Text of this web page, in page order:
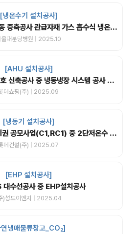
[냉온수기 설치공사]
서울대분당병원 교수동 증축공사 관급자재 가스 흡수식 냉온수기
울대분당병원 | 2025.10
[AHU 설치공사]
New eGrocery 1호 신축공사 중 냉동냉장 시스템 공사 중 EHP, 제습공조기 설치 공사
데쇼핑(주) | 2025.09
[냉동기 설치공사]
검단 신도시 101 역세권 공모사업(C1,RC1) 중 2단저온수 흡수식냉동기 제작설치
데건설(주) | 2025.07
[EHP 설치공사]
대수선공사 중 EHP설치공사
)성도이엔지 | 2025.04
냉매물류창고_CO₂]